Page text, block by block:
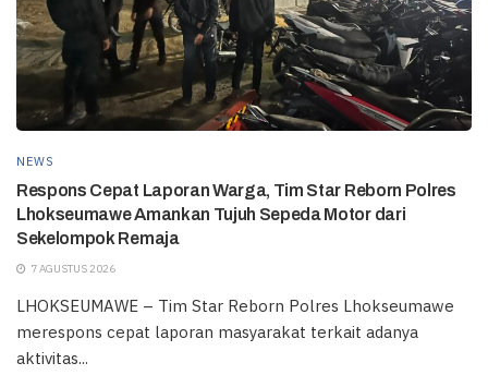
NEWS
Respons Cepat Laporan Warga, Tim Star Reborn Polres
Lhokseumawe Amankan Tujuh Sepeda Motor dari
Sekelompok Remaja
7 AGUSTUS 2026
LHOKSEUMAWE – Tim Star Reborn Polres Lhokseumawe
merespons cepat laporan masyarakat terkait adanya
aktivitas...